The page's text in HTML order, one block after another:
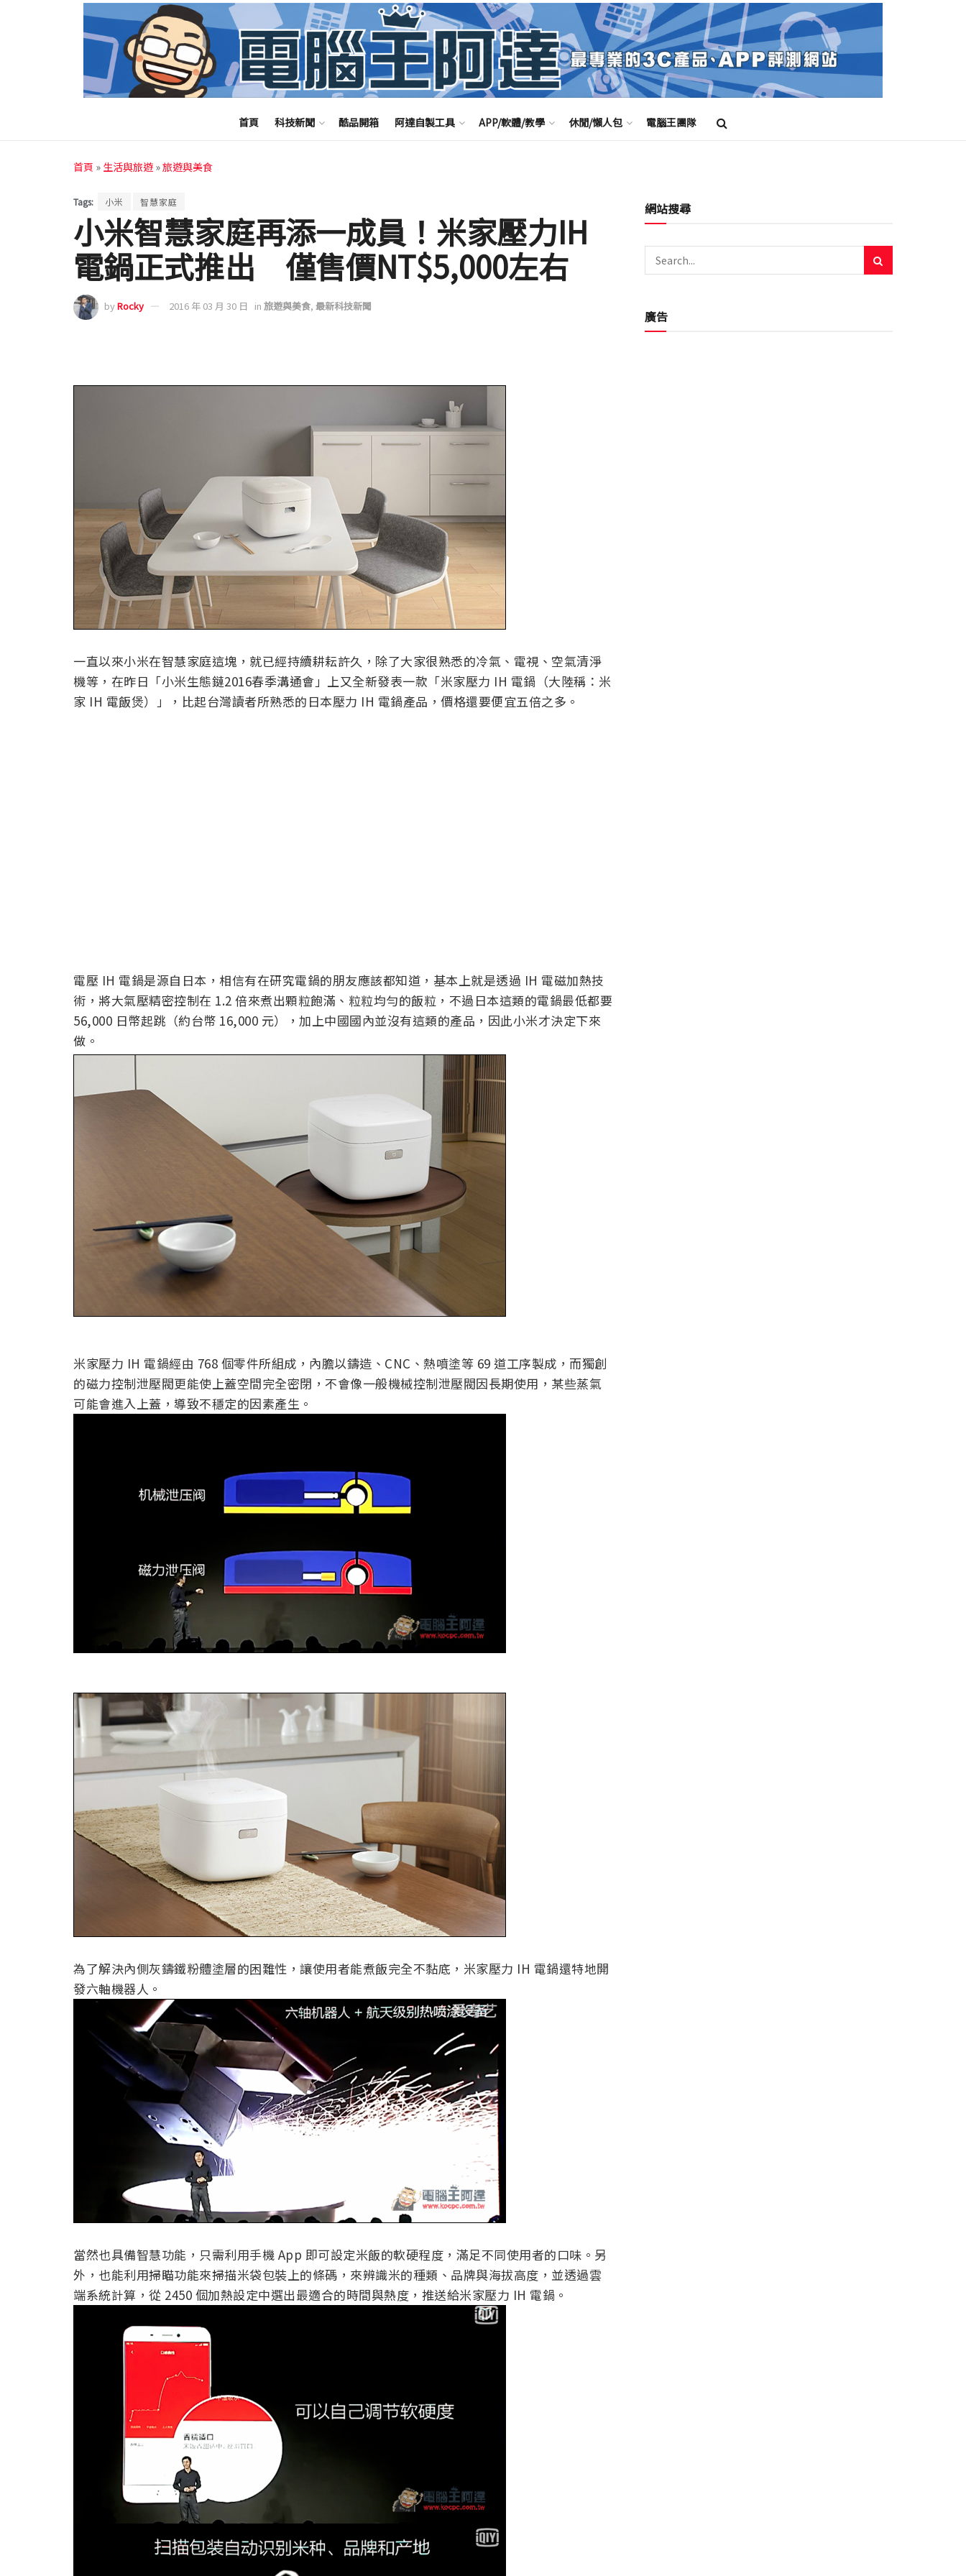
首頁 科技新聞 酷品開箱 阿達自製工具 APP/軟體/教學 休閒/懶人包 電腦王團隊
首頁 » 生活與旅遊 »旅遊與美食
Tags: 小米 智慧家庭
小米智慧家庭再添一成員！米家壓力IH
電鍋正式推出 僅售價NT$5,000左右
byRocky 2016 年 03 月 30 日 in 旅遊與美食, 最新科技新聞
一直以來小米在智慧家庭這塊，就已經持續耕耘許久，除了大家很熟悉的冷氣、電視、空氣清淨
機等，在昨日「小米生態鏈2016春季溝通會」上又全新發表一款「米家壓力 IH 電鍋（大陸稱：米
家 IH 電飯煲）」，比起台灣讀者所熟悉的日本壓力 IH 電鍋產品，價格還要便宜五倍之多。
電壓 IH 電鍋是源自日本，相信有在研究電鍋的朋友應該都知道，基本上就是透過 IH 電磁加熱技
術，將大氣壓精密控制在 1.2 倍來煮出顆粒飽滿、粒粒均勻的飯粒，不過日本這類的電鍋最低都要
56,000 日幣起跳（約台幣 16,000 元），加上中國國內並沒有這類的產品，因此小米才決定下來
做。
米家壓力 IH 電鍋經由 768 個零件所組成，內膽以鑄造、CNC、熱噴塗等 69 道工序製成，而獨創
的磁力控制泄壓閥更能使上蓋空間完全密閉，不會像一般機械控制泄壓閥因長期使用，某些蒸氣
可能會進入上蓋，導致不穩定的因素產生。
為了解決內側灰鑄鐵粉體塗層的困難性，讓使用者能煮飯完全不黏底，米家壓力 IH 電鍋還特地開
發六軸機器人。
當然也具備智慧功能，只需利用手機 App 即可設定米飯的軟硬程度，滿足不同使用者的口味。另
外，也能利用掃瞄功能來掃描米袋包裝上的條碼，來辨識米的種類、品牌與海拔高度，並透過雲
端系統計算，從 2450 個加熱設定中選出最適合的時間與熱度，推送給米家壓力 IH 電鍋。
網站搜尋
廣告